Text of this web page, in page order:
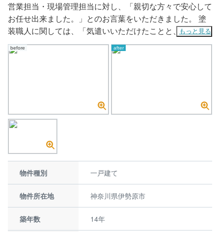
営業担当・現場管理担当に対し、「親切な方々で安心して
お任せ出来ました。」とのお言葉をいただきました。 塗
装職人に関しては、「気遣いいただけたことと、とても丁
寧な作業をされていた」と大変励みになるお言葉をいただ
きました。
もっと見る
before after
物件種別 一戸建て
物件所在地 神奈川県伊勢原市
築年数 14年